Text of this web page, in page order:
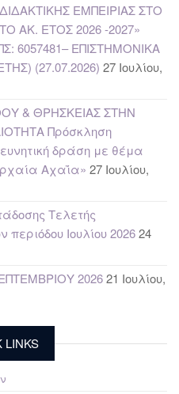
ΕΜΠΕΙΡΙΑΣ ΣΤΟ
ΑΚ. ΕΤΟΣ 2026 -2027»
6057481– ΕΠΙΣΤΗΜΟΝΙΚΑ
(27.07.2026) 27 Ιουλίου,
& ΘΡΗΣΚΕΙΑΣ ΣΤΗΝ
Πρόσκληση
δράση με θέμα
Αχαΐα» 27 Ιουλίου,
Τελετής
Ιουλίου 202624
202621 Ιουλίου,
LINKS